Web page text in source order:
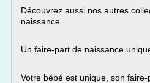
Découvrez aussi nos autres
naissance
Un faire-part de naissance
Votre bébé est unique, son